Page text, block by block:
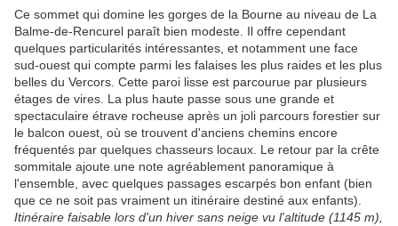
Ce sommet qui domine les gorges de la Bourne au niveau de La
Balme-de-Rencurel paraît bien modeste. Il offre cependant
quelques particularités intéressantes, et notamment une face
sud-ouest qui compte parmi les falaises les plus raides et les plus
belles du Vercors. Cette paroi lisse est parcourue par plusieurs
étages de vires. La plus haute passe sous une grande et
spectaculaire étrave rocheuse après un joli parcours forestier sur
le balcon ouest, où se trouvent d'anciens chemins encore
fréquentés par quelques chasseurs locaux. Le retour par la crête
sommitale ajoute une note agréablement panoramique à
l'ensemble, avec quelques passages escarpés bon enfant (bien
que ce ne soit pas vraiment un itinéraire destiné aux enfants).
Itinéraire faisable lors d'un hiver sans neige vu l'altitude (1145 m),